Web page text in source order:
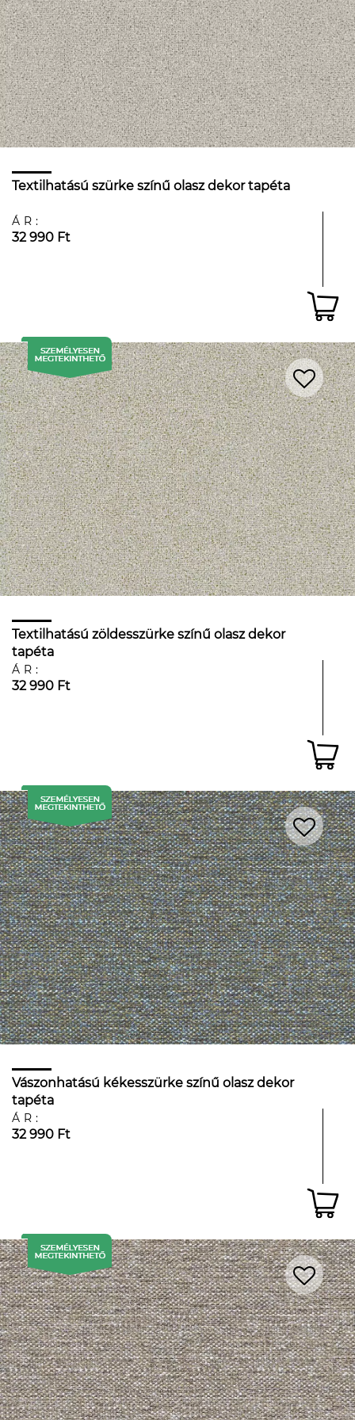
Textilhatású szürke színű olasz dekor tapéta
ÁR:
32 990 Ft
Textilhatású zöldesszürke színű olasz dekor
tapéta
ÁR:
32 990 Ft
Vászonhatású kékesszürke színű olasz dekor
tapéta
ÁR:
32 990 Ft